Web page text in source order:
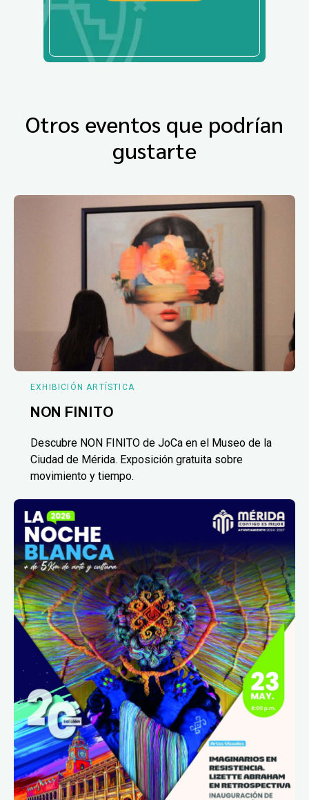
Otros eventos que podrían
gustarte
EXHIBICIÓN ARTÍSTICA
NON FINITO
Descubre NON FINITO de JoCa en el Museo de la
Ciudad de Mérida. Exposición gratuita sobre
movimiento y tiempo.